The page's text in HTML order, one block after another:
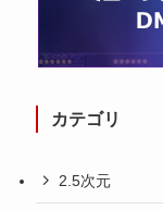
カテゴリ
2.5次元